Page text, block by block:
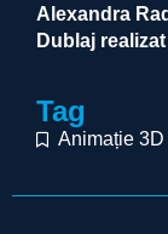
Alexandra
Dublaj
Tag
Animație